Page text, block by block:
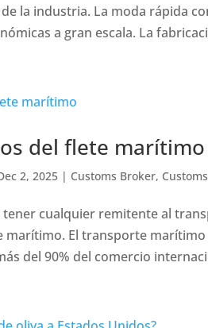
la industria. La moda rápida
a gran escala. La
del flete marítimo
2, 2025 | Customs Broker,
tener cualquier remitente al
marítimo. El transporte
del 90% del comercio